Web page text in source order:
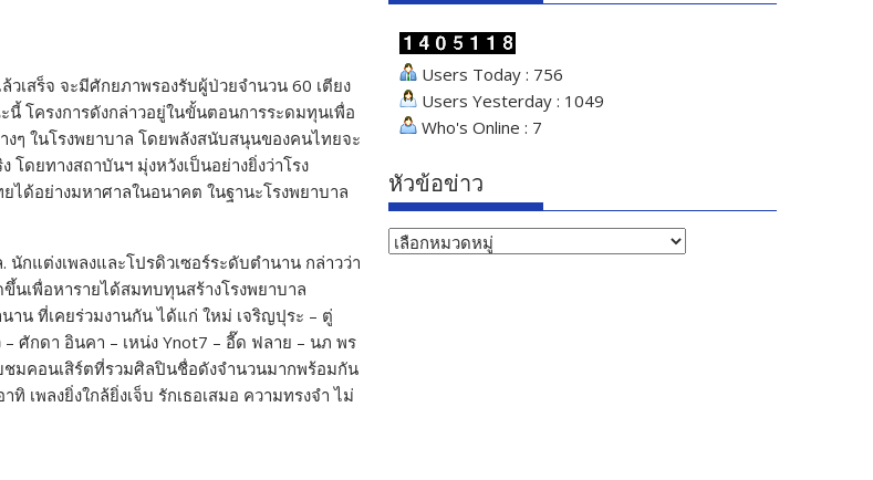
เสร็จ จะมีศักยภาพรองรับผู้ป่วยจำนวน 60 เตียง
โครงการดังกล่าวอยู่ในขั้นตอนการระดมทุนเพื่อ
ๆ ในโรงพยาบาล โดยพลังสนับสนุนของคนไทยจะ
ดยทางสถาบันฯ มุ่งหวังเป็นอย่างยิ่งว่าโรง
ด้อย่างมหาศาลในอนาคต ในฐานะโรงพยาบาล
กแต่งเพลงและโปรดิวเซอร์ระดับตำนาน กล่าวว่า
นเพื่อหารายได้สมทบทุนสร้างโรงพยาบาล
น ที่เคยร่วมงานกัน ได้แก่ ใหม่ เจริญปุระ – ตู่
ศักดา อินคา – เหน่ง Ynot7 – อี๊ด ฟลาย – นภ พร
ชมคอนเสิร์ตที่รวมศิลปินชื่อดังจำนวนมากพร้อมกัน
เพลงยิ่งใกล้ยิ่งเจ็บ รักเธอเสมอ ความทรงจำ ไม่
Users Today : 756
Users Yesterday : 1049
Who's Online : 7
หัวข้อข่าว
หัวข้อ